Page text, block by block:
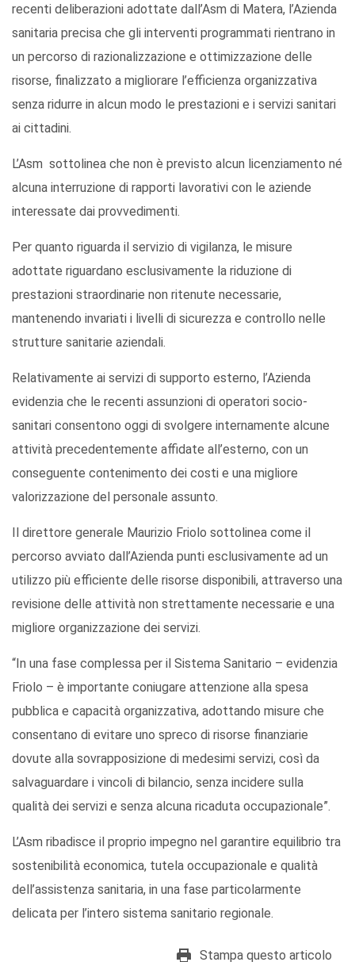
recenti deliberazioni adottate dall’Asm di Matera, l’Azienda
sanitaria precisa che gli interventi programmati rientrano in
un percorso di razionalizzazione e ottimizzazione delle
risorse, finalizzato a migliorare l’efficienza organizzativa
senza ridurre in alcun modo le prestazioni e i servizi sanitari
ai cittadini.
L’Asm sottolinea che non è previsto alcun licenziamento né
alcuna interruzione di rapporti lavorativi con le aziende
interessate dai provvedimenti.
Per quanto riguarda il servizio di vigilanza, le misure
adottate riguardano esclusivamente la riduzione di
prestazioni straordinarie non ritenute necessarie,
mantenendo invariati i livelli di sicurezza e controllo nelle
strutture sanitarie aziendali.
Relativamente ai servizi di supporto esterno, l’Azienda
evidenzia che le recenti assunzioni di operatori socio-
sanitari consentono oggi di svolgere internamente alcune
attività precedentemente affidate all’esterno, con un
conseguente contenimento dei costi e una migliore
valorizzazione del personale assunto.
Il direttore generale Maurizio Friolo sottolinea come il
percorso avviato dall’Azienda punti esclusivamente ad un
utilizzo più efficiente delle risorse disponibili, attraverso una
revisione delle attività non strettamente necessarie e una
migliore organizzazione dei servizi.
“In una fase complessa per il Sistema Sanitario – evidenzia
Friolo – è importante coniugare attenzione alla spesa
pubblica e capacità organizzativa, adottando misure che
consentano di evitare uno spreco di risorse finanziarie
dovute alla sovrapposizione di medesimi servizi, così da
salvaguardare i vincoli di bilancio, senza incidere sulla
qualità dei servizi e senza alcuna ricaduta occupazionale”.
L’Asm ribadisce il proprio impegno nel garantire equilibrio tra
sostenibilità economica, tutela occupazionale e qualità
dell’assistenza sanitaria, in una fase particolarmente
delicata per l’intero sistema sanitario regionale.
Stampa questo articolo